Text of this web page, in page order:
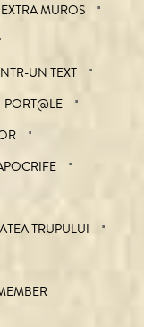
EXTRA MUROS
UN TEXT
PORT@LE
TRUPULUI